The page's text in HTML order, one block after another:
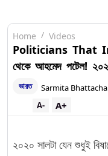
Home Videos
Politicians That
থেকে আহমেদ পটেল!
ভারত Sarmita
A+
A-
২০২০ সালটা যেন শুধুই